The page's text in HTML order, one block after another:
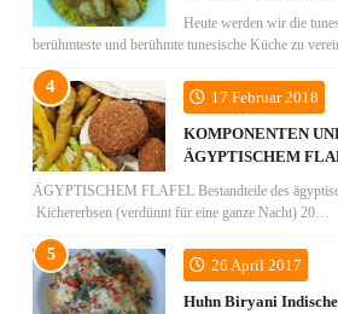
Heute werden wir die
berühmteste und berühmte tunesische Küche zu
17 Februar 2018
KOMPONENTEN
ÄGYPTISCHEM
ÄGYPTISCHEM FLAFEL Bestandteile des
Kichererbsen (verdünnt für eine ganze Nacht) 20…
26 April 2017
Huhn Biryani